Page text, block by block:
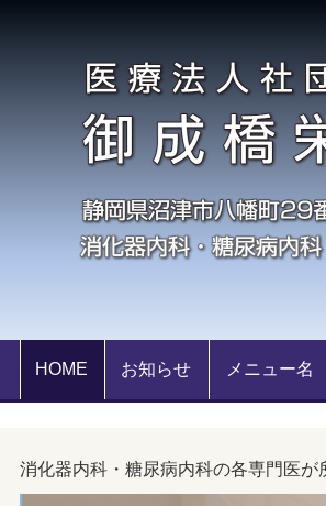
HOME お知らせ メニュー名
消化器内科・糖尿病内科の各専門医